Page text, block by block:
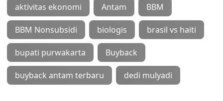
aktivitas ekonomi Antam BBM
BBM Nonsubsidi biologis brasil vs haiti
bupati purwakarta Buyback
buyback antam terbaru dedi mulyadi